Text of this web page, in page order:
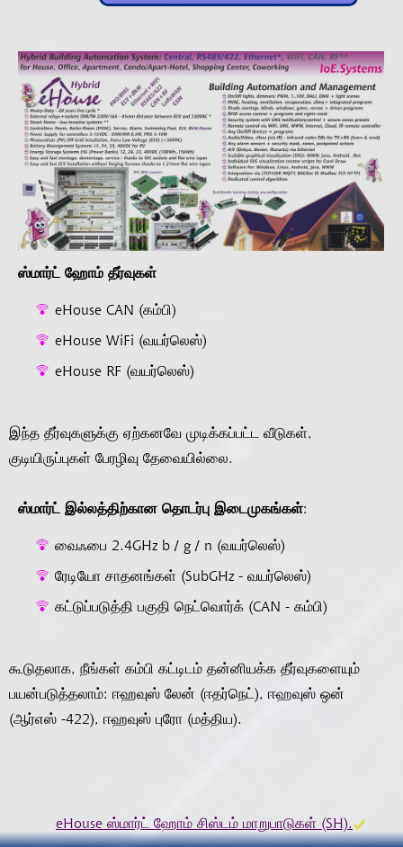
ஸ்மார்ட் ஹோம் தீர்வுகள்
eHouse CAN (கம்பி)
eHouse WiFi (வயர்லெஸ்)
eHouse RF (வயர்லெஸ்)
இந்த தீர்வுகளுக்கு ஏற்கனவே முடிக்கப்பட்ட வீடுகள்,
குடியிருப்புகள் பேரழிவு தேவையில்லை.
ஸ்மார்ட் இல்லத்திற்கான தொடர்பு இடைமுகங்கள்:
வைஃபை 2.4GHz b / g / n (வயர்லெஸ்)
ரேடியோ சாதனங்கள் (SubGHz - வயர்லெஸ்)
கட்டுப்படுத்தி பகுதி நெட்வொர்க் (CAN - கம்பி)
கூடுதலாக, நீங்கள் கம்பி கட்டிடம் தன்னியக்க தீர்வுகளையும்
பயன்படுத்தலாம்: ஈஹவுஸ் லேன் (ஈதர்நெட்), ஈஹவுஸ் ஒன்
(ஆர்எஸ் -422), ஈஹவுஸ் புரோ (மத்திய).
eHouse ஸ்மார்ட் ஹோம் சிஸ்டம் மாறுபாடுகள் (SH).